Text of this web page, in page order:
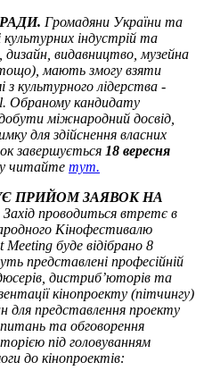
Громадяни України та
культурних індустрій та
видавництво, музейна
мають змогу взяти
культурного лідерства -
Обраному кандидату
міжнародний досвід,
для здійснення власних
завершується 18 вересня
читайте тут.
ПРИЙОМ ЗАЯВОК НА
Захід проводиться втретє в
Кінофестивалю
буде відібрано 8
представлені професійній
дистриб’юторів та
кінопроекту (пітчингу)
для представлення проекту
та обговорення
під головуванням
до кінопроектів: